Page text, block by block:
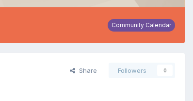
Community Calendar
Share Followers 0